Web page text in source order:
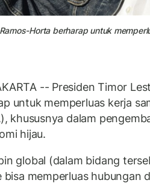
Horta berharap untuk
-- Presiden Timor
untuk memperluas kerja
khususnya dalam
hijau.
global (dalam bidang
memperluas hubungan